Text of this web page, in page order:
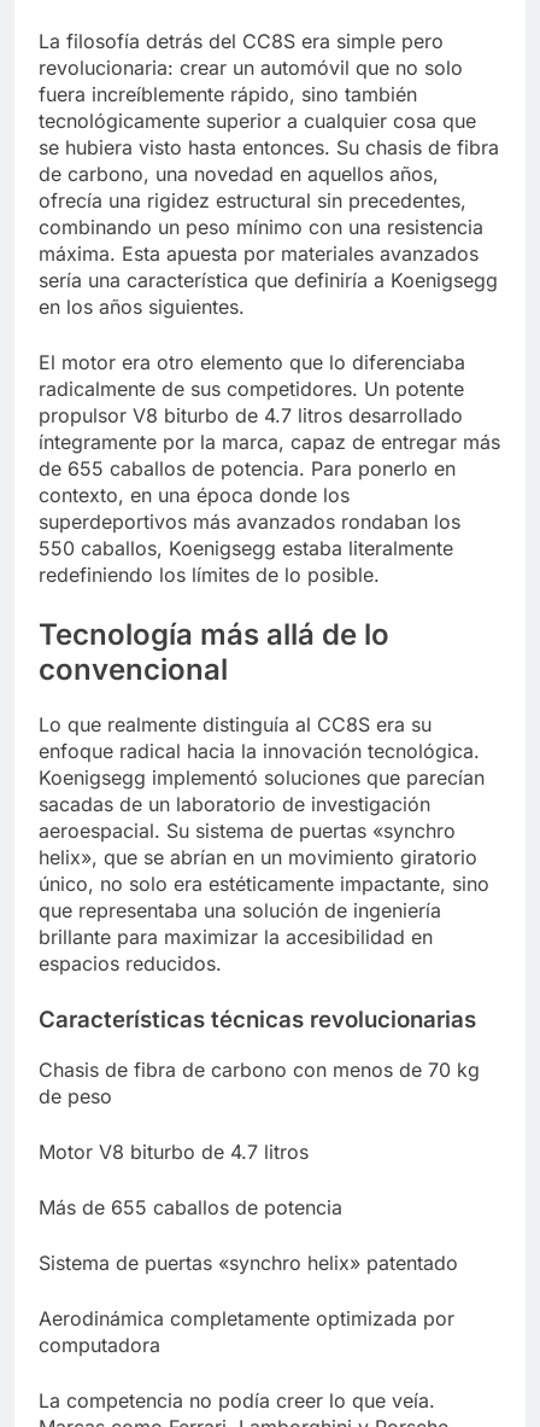
La filosofía detrás del CC8S era simple pero
revolucionaria: crear un automóvil que no solo
fuera increíblemente rápido, sino también
tecnológicamente superior a cualquier cosa que
se hubiera visto hasta entonces. Su chasis de fibra
de carbono, una novedad en aquellos años,
ofrecía una rigidez estructural sin precedentes,
combinando un peso mínimo con una resistencia
máxima. Esta apuesta por materiales avanzados
sería una característica que definiría a Koenigsegg
en los años siguientes.
El motor era otro elemento que lo diferenciaba
radicalmente de sus competidores. Un potente
propulsor V8 biturbo de 4.7 litros desarrollado
íntegramente por la marca, capaz de entregar más
de 655 caballos de potencia. Para ponerlo en
contexto, en una época donde los
superdeportivos más avanzados rondaban los
550 caballos, Koenigsegg estaba literalmente
redefiniendo los límites de lo posible.
Tecnología más allá de lo
convencional
Lo que realmente distinguía al CC8S era su
enfoque radical hacia la innovación tecnológica.
Koenigsegg implementó soluciones que parecían
sacadas de un laboratorio de investigación
aeroespacial. Su sistema de puertas «synchro
helix», que se abrían en un movimiento giratorio
único, no solo era estéticamente impactante, sino
que representaba una solución de ingeniería
brillante para maximizar la accesibilidad en
espacios reducidos.
Características técnicas revolucionarias
Chasis de fibra de carbono con menos de 70 kg
de peso
Motor V8 biturbo de 4.7 litros
Más de 655 caballos de potencia
Sistema de puertas «synchro helix» patentado
Aerodinámica completamente optimizada por
computadora
La competencia no podía creer lo que veía.